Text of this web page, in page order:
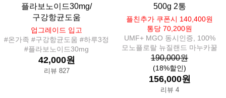
플라보노이드30mg/
구강항균도움
업그레이드 입고
#온가족 #구강항균도움 #하루3정
#플라보노이드30mg
42,000원
리뷰 827
500g 2통
플친추가 쿠폰시 140,400원
통당 70,200원
UMF+ MGO 동시인증, 100%
모노플로랄 뉴질랜드 마누카꿀
190,000원
(18%할인)
156,000원
리뷰 4